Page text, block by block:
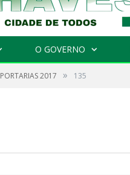
O GOVERNO
PORTARIAS 2017 » 135